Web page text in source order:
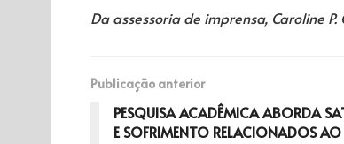
Da assessoria de imprensa, Caroline P.
Publicação anterior
PESQUISA ACADÊMICA ABORDA
E SOFRIMENTO RELACIONADOS AO